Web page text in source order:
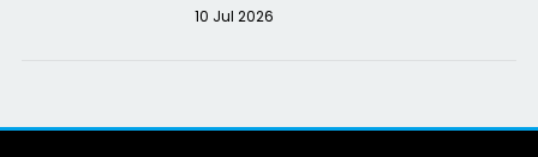
10 Jul 2026